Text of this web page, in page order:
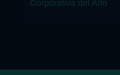
Corporativa del Año